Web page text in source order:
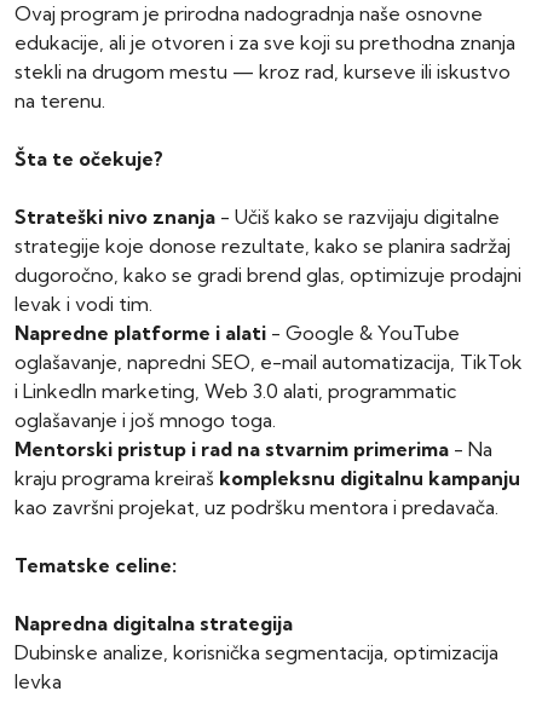
Ovaj program je prirodna nadogradnja naše osnovne
edukacije, ali je otvoren i za sve koji su prethodna znanja
stekli na drugom mestu — kroz rad, kurseve ili iskustvo
na terenu.
Šta te očekuje?
Strateški nivo znanja - Učiš kako se razvijaju digitalne
strategije koje donose rezultate, kako se planira sadržaj
dugoročno, kako se gradi brend glas, optimizuje prodajni
levak i vodi tim.
Napredne platforme i alati - Google & YouTube
oglašavanje, napredni SEO, e-mail automatizacija, TikTok
i LinkedIn marketing, Web 3.0 alati, programmatic
oglašavanje i još mnogo toga.
Mentorski pristup i rad na stvarnim primerima - Na
kraju programa kreiraš kompleksnu digitalnu kampanju
kao završni projekat, uz podršku mentora i predavača.
Tematske celine:
Napredna digitalna strategija
Dubinske analize, korisnička segmentacija, optimizacija
levka